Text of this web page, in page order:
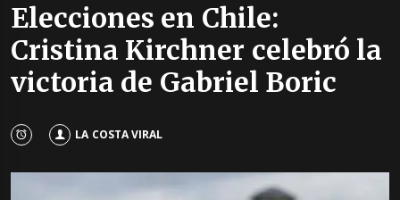
Elecciones en Chile:
Cristina Kirchner celebró la
victoria de Gabriel Boric
LA COSTA VIRAL